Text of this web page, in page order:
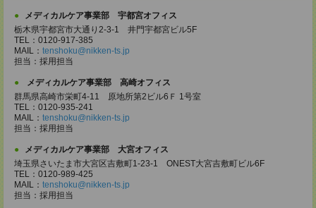
メディカルケア事業部 宇都宮オフィス
栃木県宇都宮市大通り2-3-1 井門宇都宮ビル5F
TEL：0120-917-385
MAIL： tenshoku@nikken-ts.jp
担当：採用担当
メディカルケア事業部 高崎オフィス
群馬県高崎市栄町4-11 原地所第2ビル6Ｆ 1号室
TEL：0120-935-241
MAIL： tenshoku@nikken-ts.jp
担当：採用担当
メディカルケア事業部 大宮オフィス
埼玉県さいたま市大宮区吉敷町1-23-1 ONEST大宮吉敷町ビル6F
TEL：0120-989-425
MAIL： tenshoku@nikken-ts.jp
担当：採用担当